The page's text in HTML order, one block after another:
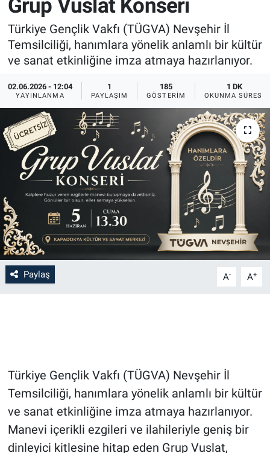
Grup Vuslat Konseri
Türkiye Gençlik Vakfı (TÜGVA) Nevşehir İl
Temsilciliği, hanımlara yönelik anlamlı bir kültür
ve sanat etkinliğine imza atmaya hazırlanıyor.
02.06.2026 - 12:04
YAYINLANMA
1
PAYLAŞIM
185
GÖSTERIM
1 DK
OKUNMA SÜRESI
Paylaş A- A+
Türkiye Gençlik Vakfı (TÜGVA) Nevşehir İl
Temsilciliği, hanımlara yönelik anlamlı bir kültür
ve sanat etkinliğine imza atmaya hazırlanıyor.
Manevi içerikli ezgileri ve ilahileriyle geniş bir
dinleyici kitlesine hitap eden Grup Vuslat,
Sağlık
Yerel
Genel
Asayiş
İlan - Duyuru- Mesaj
Türkiye Gündemi
Sizden Gelenler
Yaşam
Sağlık
Eğitim
3.Sayfa
Medya
Kayseri
Niğde
İlan - Duyuru- Mesaj
Türkiye Gündemi
Sizden Gelenler